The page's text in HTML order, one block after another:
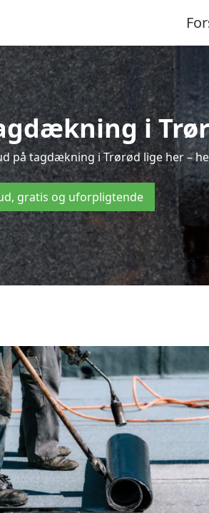
i
på tagdækning i Trørød lige her –
gratis og uforpligtende